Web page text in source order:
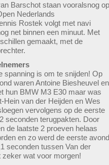
Barschot staan vooralsnog op
Nederlands
Rostek volgt met navi
net binnen een minuut. Met
gemaakt, met de
is om te snijden! Op
waren Antoine Biesheuvel en
hun BMW M3 E30 maar was
van der Heijden en Wes
vervolgens op de eerste
seconden terugpakten. Door
de laatste 2 proeven helaas
en zo werd de eerste avond
seconden tussen Van der
zeker wat voor morgen!